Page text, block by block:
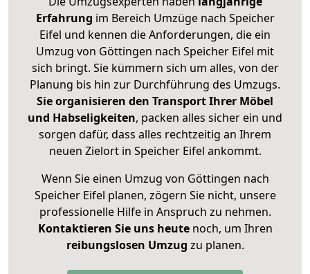
Erfahrung im Bereich Umzüge nach Speicher
Eifel und kennen die Anforderungen, die ein
Umzug von Göttingen nach Speicher Eifel mit
sich bringt. Sie kümmern sich um alles, von der
Planung bis hin zur Durchführung des Umzugs.
Sie organisieren den Transport Ihrer Möbel
und Habseligkeiten, packen alles sicher ein und
sorgen dafür, dass alles rechtzeitig an Ihrem
neuen Zielort in Speicher Eifel ankommt.
Wenn Sie einen Umzug von Göttingen nach
Speicher Eifel planen, zögern Sie nicht, unsere
professionelle Hilfe in Anspruch zu nehmen.
Kontaktieren Sie uns heutenoch, um Ihren
reibungslosen Umzug zu planen.